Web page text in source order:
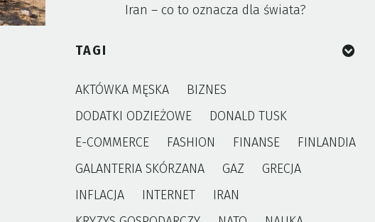
Iran – co to oznacza dla świata?
TAGI
AKTÓWKA MĘSKA
BIZNES
DODATKI ODZIEŻOWE
DONALD TUSK
E-COMMERCE
FASHION FINANSE
FINLANDIA
GALANTERIA SKÓRZANA
GAZ
GRECJA
INFLACJA
INTERNET
IRAN